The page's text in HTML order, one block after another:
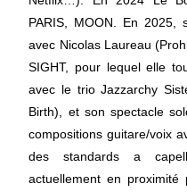
PARIS, MOON. En 2025,
avec Nicolas Laureau
SIGHT, pour lequel elle
avec le trio Jazzarchy
Birth), et son spectacle
compositions guitare/voix
des standards a
actuellement en proximité